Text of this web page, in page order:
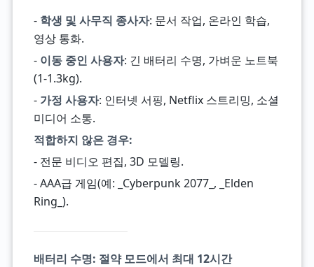
- 학생 및 사무직 종사자: 문서 작업, 온라인 학습,
영상 통화.
- 이동 중인 사용자: 긴 배터리 수명, 가벼운 노트북
(1-1.3kg).
- 가정 사용자: 인터넷 서핑, Netflix 스트리밍, 소셜
미디어 소통.
적합하지 않은 경우:
- 전문 비디오 편집, 3D 모델링.
- AAA급 게임(예: _Cyberpunk 2077_, _Elden
Ring_).
배터리 수명: 절약 모드에서 최대 12시간